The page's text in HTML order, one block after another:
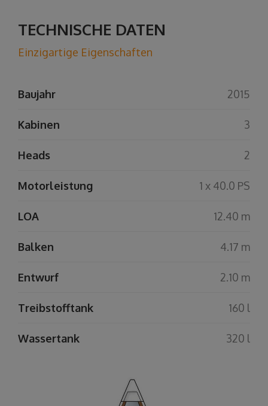
TECHNISCHE DATEN
Einzigartige Eigenschaften
Baujahr 2015
Kabinen 3
Heads 2
Motorleistung 1 x 40.0 PS
LOA 12.40 m
Balken 4.17 m
Entwurf 2.10 m
Treibstofftank 160 l
Wassertank 320 l